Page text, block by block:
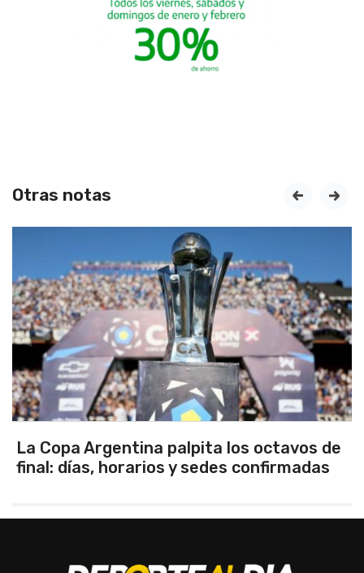
Otras notas
palpita los octavos de
sedes confirmadas
Los seleccionados
Tandil ganaron
prev next